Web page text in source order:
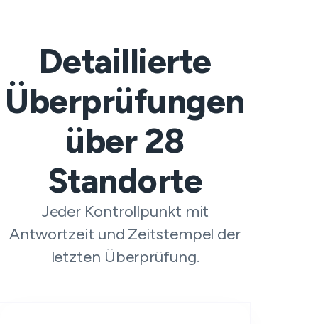
Detaillierte
Überprüfungen
über28
Standorte
Jeder Kontrollpunkt mit
Antwortzeit und Zeitstempel der
letzten Überprüfung.